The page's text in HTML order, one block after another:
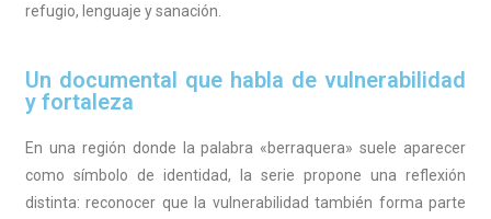
refugio, lenguaje y sanación.
Un documental que habla de vulnerabilidad
y fortaleza
En una región donde la palabra «berraquera» suele aparecer
como símbolo de identidad, la serie propone una reflexión
distinta: reconocer que la vulnerabilidad también forma parte